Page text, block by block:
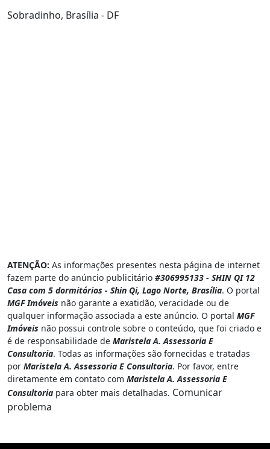
Sobradinho, Brasília - DF
ATENÇÃO: As informações presentes nesta página de internet
fazem parte do anúncio publicitário #306995133 - SHIN QI 12
Casa com 5 dormitórios - Shin Qi, Lago Norte, Brasília. O portal
MGF Imóveis não garante a exatidão, veracidade ou de
qualquer informação associada a este anúncio. O portal MGF
Imóveis não possui controle sobre o conteúdo, que foi criado e
é de responsabilidade de Maristela A. Assessoria E
Consultoria. Todas as informações são fornecidas e tratadas
por Maristela A. Assessoria E Consultoria. Por favor, entre
diretamente em contato com Maristela A. Assessoria E
Consultoria para obter mais detalhadas. Comunicar
problema